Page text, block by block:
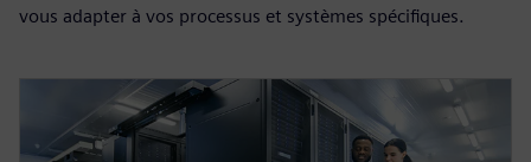
vous adapter à vos processus et systèmes spécifiques.